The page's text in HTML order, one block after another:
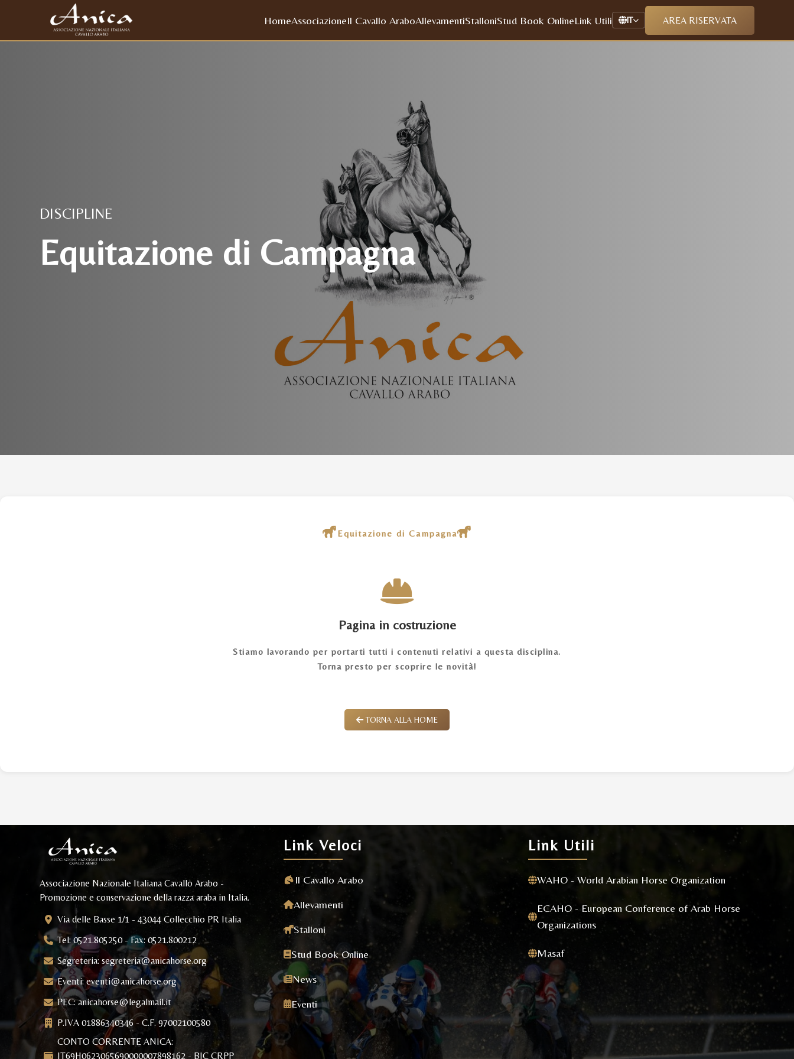
HomeAssociazioneIl Cavallo AraboAllevamentiStalloniStud Book OnlineLink Utili IT AREA RISERVATA
DISCIPLINE
Equitazione di Campagna
Equitazione di Campagna
Pagina in costruzione
Stiamo lavorando per portarti tutti i contenuti relativi a questa disciplina.
Torna presto per scoprire le novità!
TORNA ALLA HOME
Associazione Nazionale Italiana Cavallo Arabo -
Promozione e conservazione della razza araba in Italia.
Via delle Basse 1/1 - 43044 Collecchio PR Italia
Tel: 0521.805250 - Fax: 0521.800212
Segreteria:segreteria@anicahorse.org
Eventi:eventi@anicahorse.org
PEC:anicahorse@legalmail.it
P.IVA 01886340346 - C.F. 97002100580
CONTO CORRENTE ANICA:
IT69H0623065690000007898162 - BIC CRPP
Link Veloci
Il Cavallo Arabo
Allevamenti
Stalloni
Stud Book Online
News
Eventi
Link Utili
WAHO - World Arabian Horse Organization
ECAHO - European Conference of Arab Horse
Organizations
Masaf